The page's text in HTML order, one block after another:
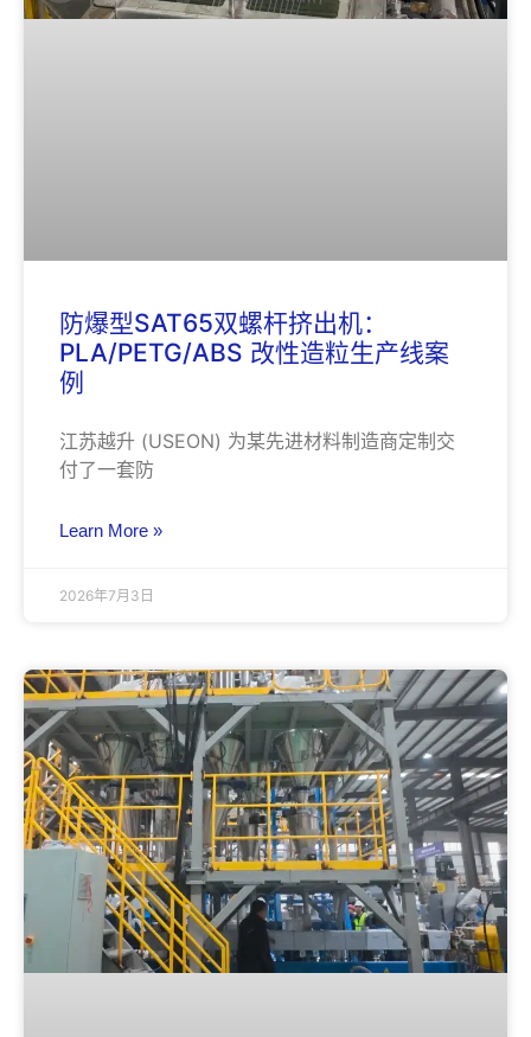
防爆型SAT65双螺杆挤出机：
PLA/PETG/ABS 改性造粒生产线案
例
江苏越升 (USEON) 为某先进材料制造商定制交
付了一套防
Learn More »
2026年7月3日